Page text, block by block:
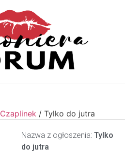
Czaplinek / Tylko do jutra
Nazwa z ogłoszenia: Tylko
do jutra